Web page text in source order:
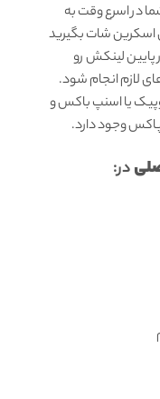
در اسرع وقت به
شات بگیرید
پایین لینکش رو
لازم انجام شود.
یا اسنپ باکس و
وجود دارد.
در: